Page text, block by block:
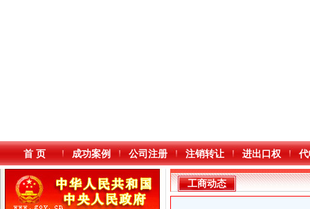
首 页 成功案例 公司注册 注销转让 进出口权
工商动态